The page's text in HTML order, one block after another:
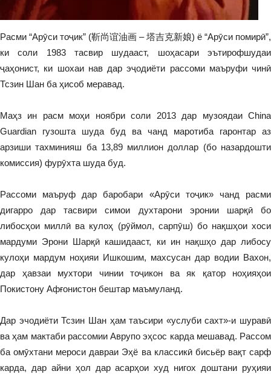
Расми “Арӯси тоҷик” (靳尚谊油画 – 塔吉克新娘) ё “Арӯси помирӣ”,
ки соли 1983 тасвир шудааст, шоҳасари эътирофшудаи
ҷаҳонист, ки шохаи нав дар эҷодиёти рассоми маъруфи чинӣ
Тсзин Шан ба ҳисоб меравад.
Маҳз ин расм моҳи ноябри соли 2013 дар музоядаи China
Guardian гузошта шуда буд ва чанд маротиба гаронтар аз
арзиши тахминияш ба 13,89 миллион доллар (бо назардошти
комиссия) фурӯхта шуда буд.
Рассоми маъруф дар баробари «Арӯси тоҷик» чанд расми
дигарро дар тасвири симои духтарони эронии шарқӣ бо
либосҳои миллӣ ва кулоҳ (рӯймол, сарпӯш) бо нақшҳои хоси
мардуми Эрони Шарқӣ кашидааст, ки ин нақшҳо дар либосу
кулоҳи мардум ноҳияи Ишкошим, махсусан дар водии Вахон,
дар ҳавзаи мухтори чинии тоҷикон ва як қатор ноҳияҳои
Покистону Афғонистон бештар маъмуланд.
Дар эчодиёти Тсзин Шан ҳам таъсири «услуби сахт»-и шуравӣ
ва ҳам мактаби рассомии Аврупо эҳсос карда мешавад. Рассом
ба омӯхтани мероси давраи Эҳё ва классикӣ бисьёр вақт сарф
карда, дар айни ҳол дар асарҳои худ нигох доштани руҳияи